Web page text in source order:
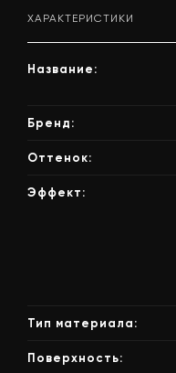
ХАРАКТЕРИСТИКИ
Название:
Бренд:
Оттенок:
Эффект:
Тип материала:
Поверхность: